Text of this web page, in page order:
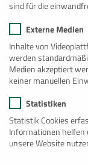
sind für die
Externe Medien
Inhalte von
werden
Medien akzeptiert
keiner manuellen
Statistiken
Statistik Cookies
Informationen helfen
unsere Website